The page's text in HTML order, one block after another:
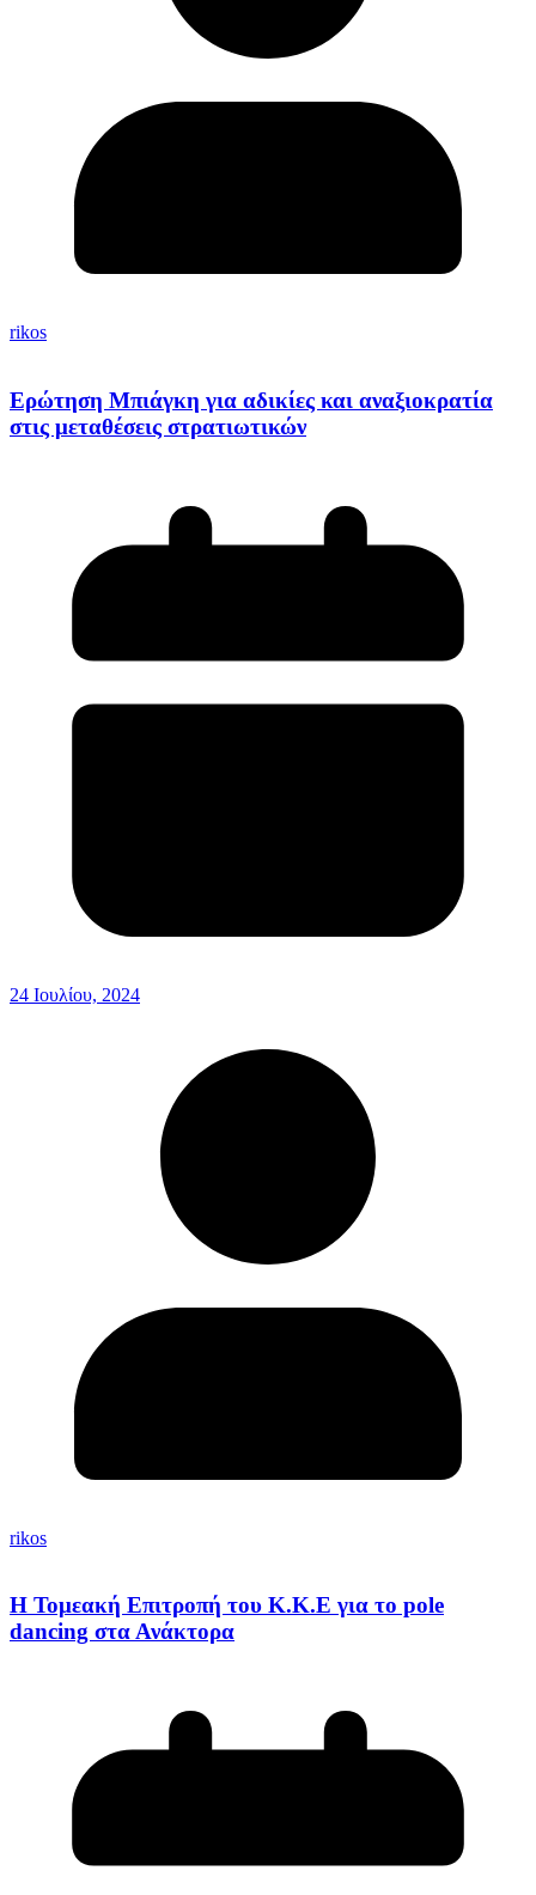
rikos
Ερώτηση Μπιάγκη για αδικίες και αναξιοκρατία
στις μεταθέσεις στρατιωτικών
24 Ιουλίου, 2024
rikos
Η Τομεακή Επιτροπή του Κ.Κ.Ε για το pole
dancing στα Ανάκτορα